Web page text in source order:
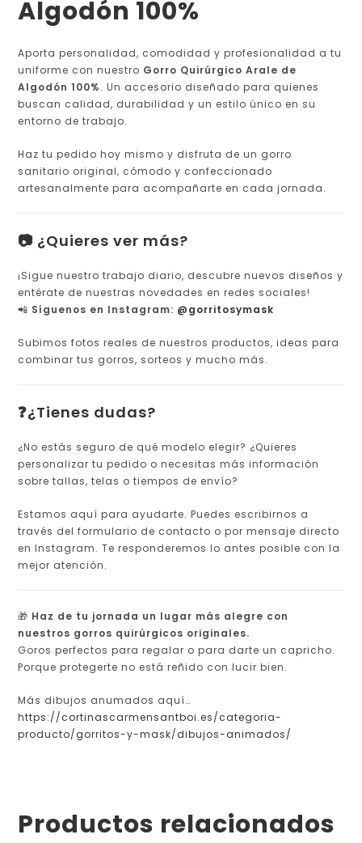
Algodón 100%
Aporta personalidad, comodidad y profesionalidad a tu
uniforme con nuestro Gorro Quirúrgico Arale de
Algodón 100%. Un accesorio diseñado para quienes
buscan calidad, durabilidad y un estilo único en su
entorno de trabajo.
Haz tu pedido hoy mismo y disfruta de un gorro
sanitario original, cómodo y confeccionado
artesanalmente para acompañarte en cada jornada.
📷 ¿Quieres ver más?
¡Sigue nuestro trabajo diario, descubre nuevos diseños y
entérate de nuestras novedades en redes sociales!
📲 Síguenos en Instagram: @gorritosymask
Subimos fotos reales de nuestros productos, ideas para
combinar tus gorros, sorteos y mucho más.
❓¿Tienes dudas?
¿No estás seguro de qué modelo elegir? ¿Quieres
personalizar tu pedido o necesitas más información
sobre tallas, telas o tiempos de envío?
Estamos aquí para ayudarte. Puedes escribirnos a
través del formulario de contacto o por mensaje directo
en Instagram. Te responderemos lo antes posible con la
mejor atención.
🎁 Haz de tu jornada un lugar más alegre con
nuestros gorros quirúrgicos originales.
Goros perfectos para regalar o para darte un capricho.
Porque protegerte no está reñido con lucir bien.
Más dibujos anumados aquí…
https://cortinascarmensantboi.es/categoria-
producto/gorritos-y-mask/dibujos-animados/
Productos relacionados